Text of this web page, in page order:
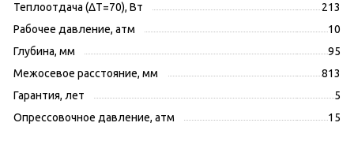
Теплоотдача (ΔT=70), Вт
213
Рабочее давление, атм
10
Глубина, мм
95
Межосевое расстояние, мм
813
Гарантия, лет
5
Опрессовочное давление, атм
15